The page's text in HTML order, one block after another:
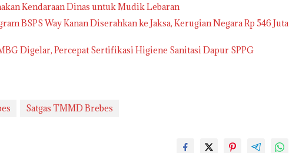
Kendaraan Dinas untuk Mudik Lebaran
BSPS Way Kanan Diserahkan ke Jaksa, Kerugian Negara Rp 546 Juta
Digelar, Percepat Sertifikasi Higiene Sanitasi Dapur SPPG
Satgas TMMD Brebes